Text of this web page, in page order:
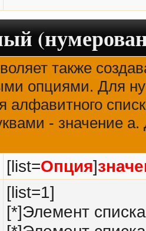
также
опциями. Для
алфавитного
- значение
[list=Опция]
[list=1]
[*]Элемент